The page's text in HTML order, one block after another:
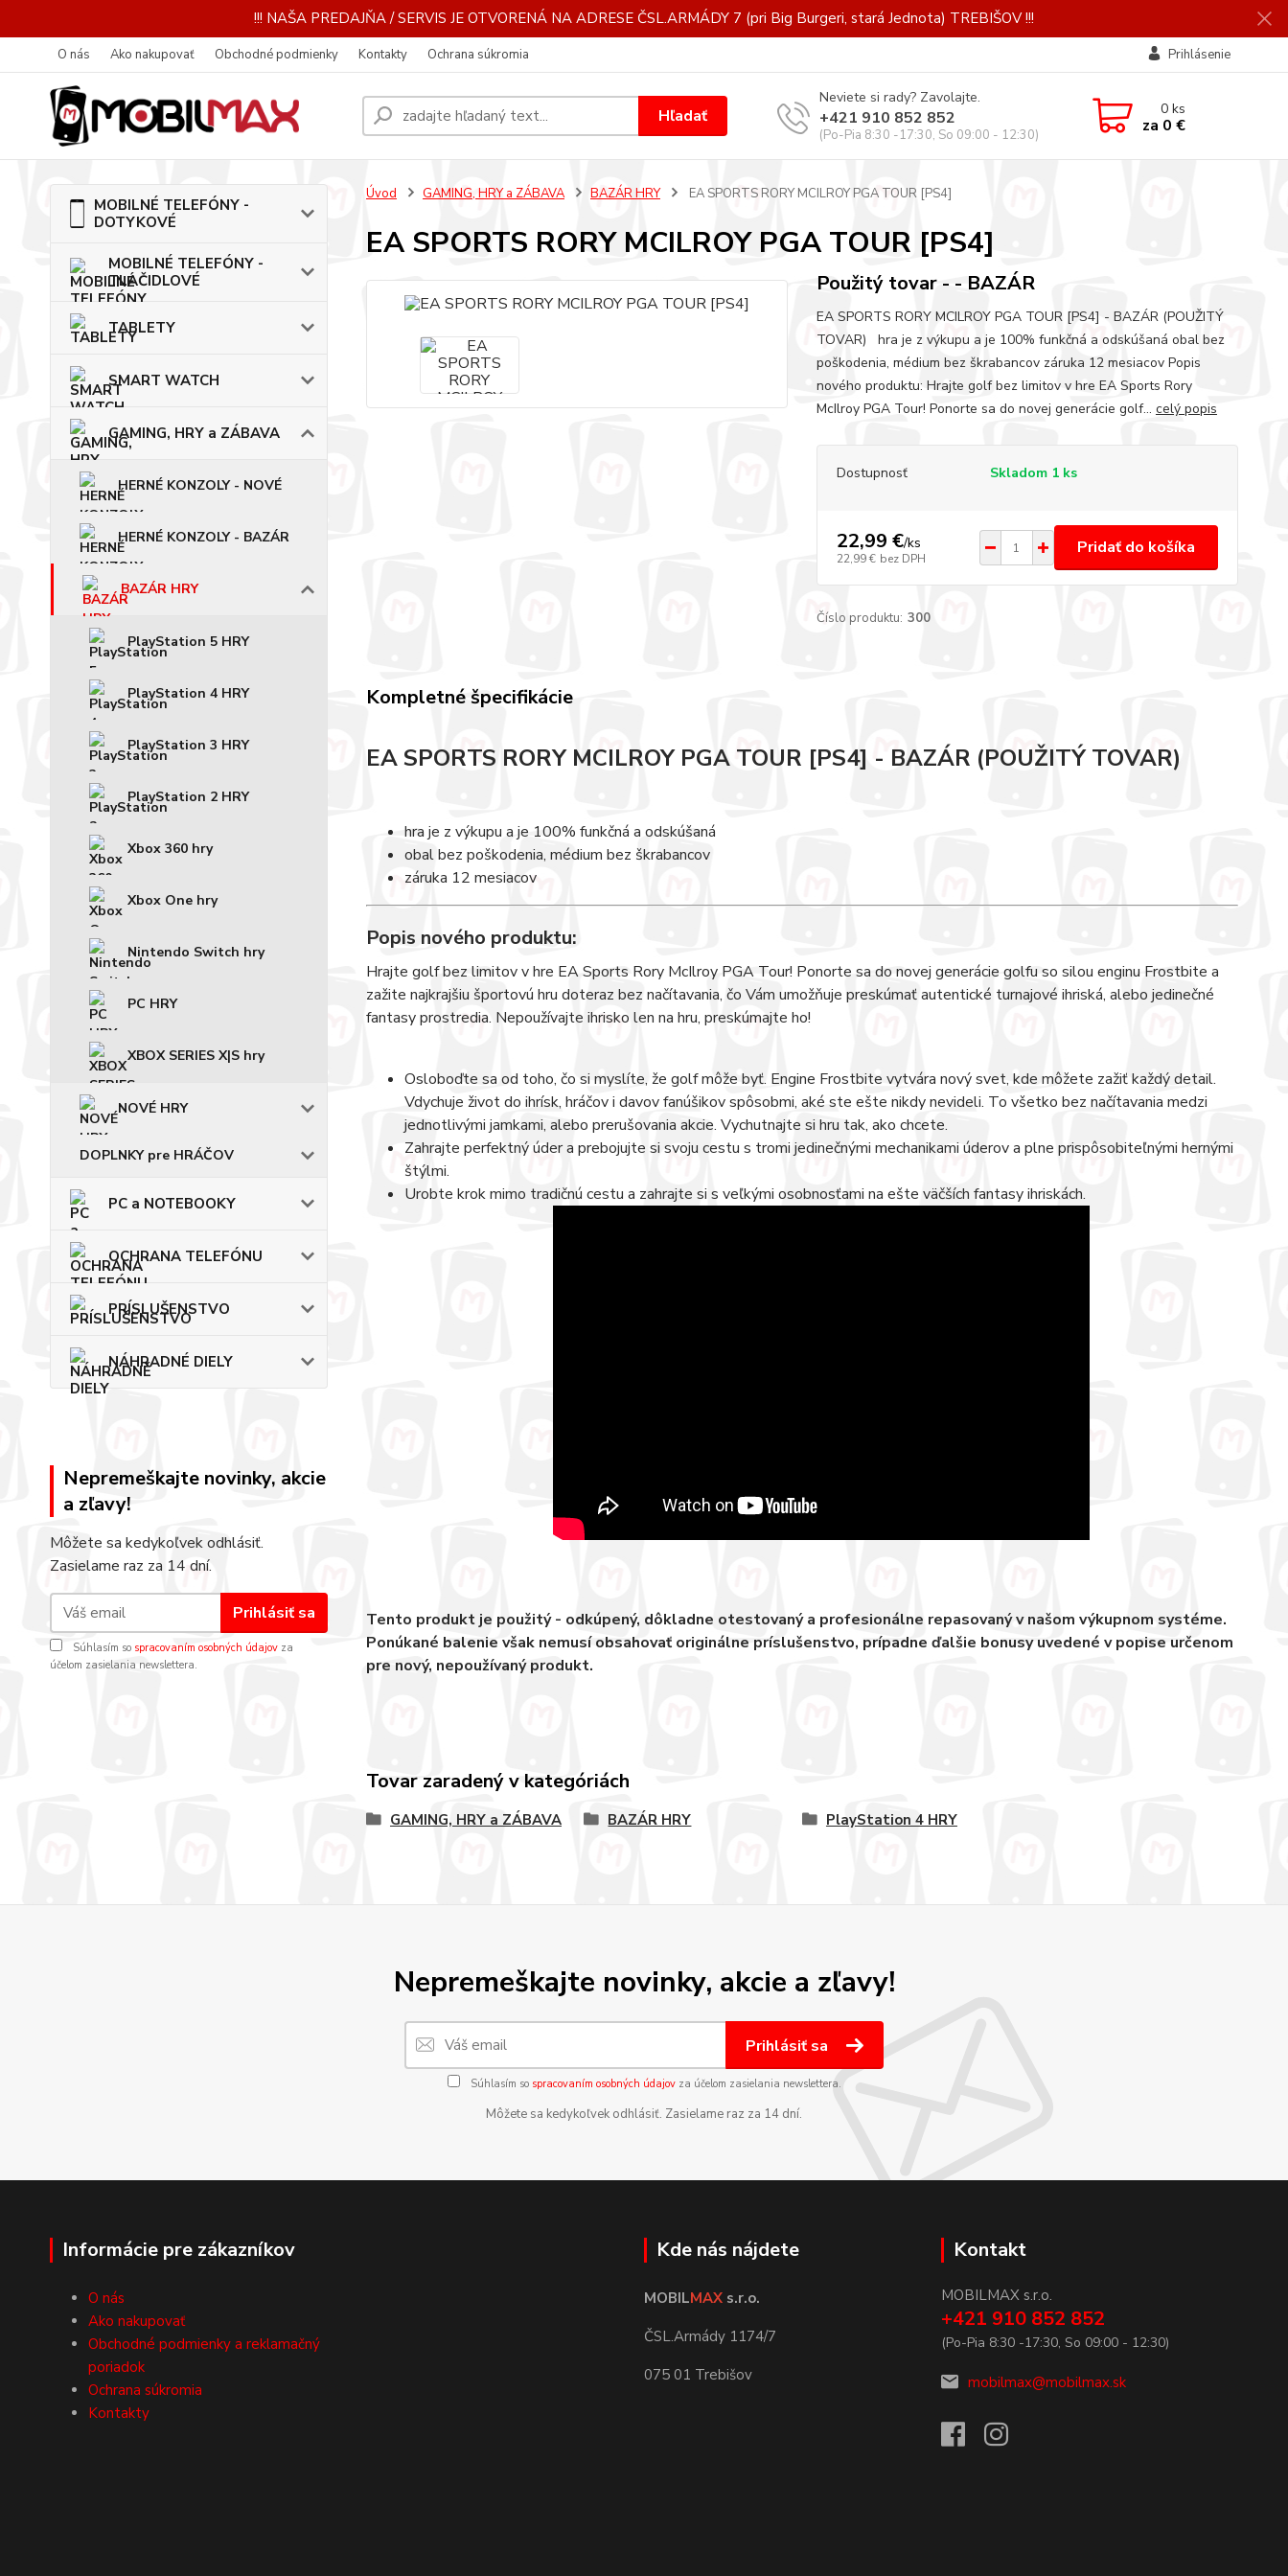
!!! NAŠA PREDAJŇA / SERVIS JE OTVORENÁ NA ADRESE ČSL.ARMÁDY 7 (pri Big Burgeri, stará Jednota) TREBIŠOV !!!
O nás Ako nakupovať Obchodné podmienky Kontakty Ochrana súkromia Prihlásenie
Hľadať
Neviete si rady? Zavolajte.
+421 910 852 852
(Po-Pia 8:30 -17:30, So 09:00 - 12:30)
0ks
za 0 €
MOBILNÉ TELEFÓNY -
DOTYKOVÉ
MOBILNÉ TELEFÓNY -
TLAČIDLOVÉ
TABLETY
SMART WATCH
GAMING, HRY a ZÁBAVA
HERNÉ KONZOLY - NOVÉ
HERNÉ KONZOLY - BAZÁR
BAZÁR HRY
PlayStation 5 HRY
PlayStation 4 HRY
PlayStation 3 HRY
PlayStation 2 HRY
Xbox 360 hry
Xbox One hry
Nintendo Switch hry
PC HRY
XBOX SERIES X|S hry
NOVÉ HRY
DOPLNKY pre HRÁČOV
PC a NOTEBOOKY
OCHRANA TELEFÓNU
PRÍSLUŠENSTVO
NÁHRADNÉ DIELY
Nepremeškajte novinky, akcie
a zľavy!
Môžete sa kedykoľvek odhlásiť.
Zasielame raz za 14 dní.
Prihlásiť sa
Súhlasím so spracovaním osobných údajov za
účelom zasielania newslettera.
Úvod GAMING, HRY a ZÁBAVA BAZÁR HRY EA SPORTS RORY MCILROY PGA TOUR [PS4]
EA SPORTS RORY MCILROY PGA TOUR [PS4]
Použitý tovar - - BAZÁR
EA SPORTS RORY MCILROY PGA TOUR [PS4] - BAZÁR (POUŽITÝ
TOVAR) hra je z výkupu a je 100% funkčná a odskúšaná obal bez
poškodenia, médium bez škrabancov záruka 12 mesiacov Popis
nového produktu: Hrajte golf bez limitov v hre EA Sports Rory
McIlroy PGA Tour! Ponorte sa do novej generácie golf... celý popis
Dostupnosť Skladom 1 ks
22,99 €/ks
22,99 € bez DPH
Pridať do košíka
Číslo produktu: 300
Kompletné špecifikácie
EA SPORTS RORY MCILROY PGA TOUR [PS4] - BAZÁR (POUŽITÝ TOVAR)
hra je z výkupu a je 100% funkčná a odskúšaná
obal bez poškodenia, médium bez škrabancov
záruka 12 mesiacov
Popis nového produktu:
Hrajte golf bez limitov v hre EA Sports Rory McIlroy PGA Tour! Ponorte sa do novej generácie golfu so silou enginu Frostbite a
zažite najkrajšiu športovú hru doteraz bez načítavania, čo Vám umožňuje preskúmať autentické turnajové ihriská, alebo jedinečné
fantasy prostredia. Nepoužívajte ihrisko len na hru, preskúmajte ho!
Osloboďte sa od toho, čo si myslíte, že golf môže byť. Engine Frostbite vytvára nový svet, kde môžete zažiť každý detail.
Vdychuje život do ihrísk, hráčov i davov fanúšikov spôsobmi, aké ste ešte nikdy nevideli. To všetko bez načítavania medzi
jednotlivými jamkami, alebo prerušovania akcie. Vychutnajte si hru tak, ako chcete.
Zahrajte perfektný úder a prebojujte si svoju cestu s tromi jedinečnými mechanikami úderov a plne prispôsobiteľnými hernými
štýlmi.
Urobte krok mimo tradičnú cestu a zahrajte si s veľkými osobnosťami na ešte väčších fantasy ihriskách.
Tento produkt je použitý - odkúpený, dôkladne otestovaný a profesionálne repasovaný v našom výkupnom systéme.
Ponúkané balenie však nemusí obsahovať originálne príslušenstvo, prípadne ďalšie bonusy uvedené v popise určenom
pre nový, nepoužívaný produkt.
Tovar zaradený v kategóriách
GAMING, HRY a ZÁBAVA BAZÁR HRY PlayStation 4 HRY
Nepremeškajte novinky, akcie a zľavy!
Prihlásiť sa
Súhlasím so spracovaním osobných údajovza účelom zasielania newslettera.
Môžete sa kedykoľvek odhlásiť. Zasielame raz za 14 dní.
Informácie pre zákazníkov
O nás
Ako nakupovať
Obchodné podmienky a reklamačný
poriadok
Ochrana súkromia
Kontakty
Kde nás nájdete
MOBILMAX s.r.o.
ČSL.Armády 1174/7
075 01 Trebišov
Kontakt
MOBILMAX s.r.o.
+421 910 852 852
(Po-Pia 8:30 -17:30, So 09:00 - 12:30)
mobilmax@mobilmax.sk